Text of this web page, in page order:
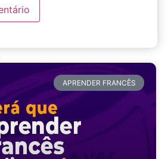
APRENDER FRANCÊS